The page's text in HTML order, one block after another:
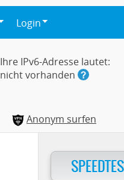
Login
Ihre IPv6-Adresse lautet:
nicht vorhanden
Anonym surfen